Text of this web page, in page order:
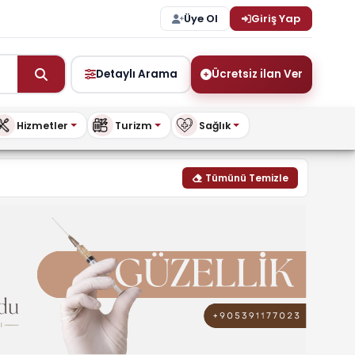
Üye Ol Giriş Yap
Detaylı Arama Ücretsiz ilan Ver
Hizmetler Turizm Sağlık
Tümünü Temizle